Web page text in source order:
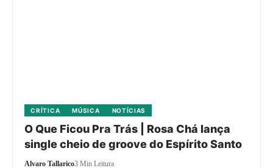
CRÍTICA MÚSICA NOTÍCIAS
O Que Ficou Pra Trás | Rosa Chá lança
single cheio de groove do Espírito Santo
Alvaro Tallarico3 Min Leitura